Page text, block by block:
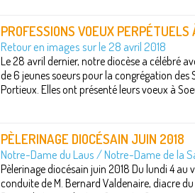
PROFESSIONS VOEUX PERPÉTUELS
Retour en images sur le 28 avril 2018
Le 28 avril dernier, notre diocèse a célébré
de 6 jeunes soeurs pour la congrégation des
Portieux. Elles ont présenté leurs voeux à
PÈLERINAGE DIOCÉSAIN JUIN 2018
Notre-Dame du Laus / Notre-Dame de la
Pèlerinage diocésain juin 2018 Du lundi 4 au
conduite de M. Bernard Valdenaire, diacre